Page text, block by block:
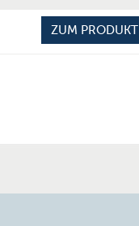
ZUM PRODUKT